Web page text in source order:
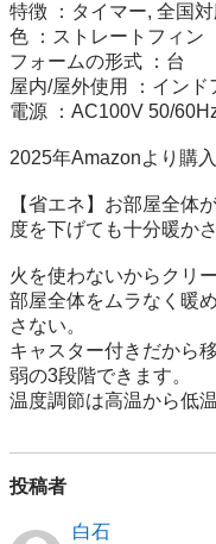
特徴 ：タイマー, 全国
色 ：ストレートフィン
フォームの形式 ：台
屋内/屋外使用 ：インド
電源 ：AC100V 50/
2025年Amazonより購
【省エネ】お部屋全体
度を下げても十分暖か
火を使わないからクリ
部屋全体をムラなく暖
さない。
キャスター付きだから
弱の3段階できます。
温度調節は高温から低
投稿者
白石